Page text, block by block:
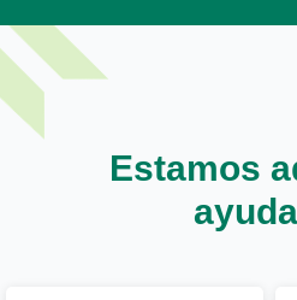
Estamos